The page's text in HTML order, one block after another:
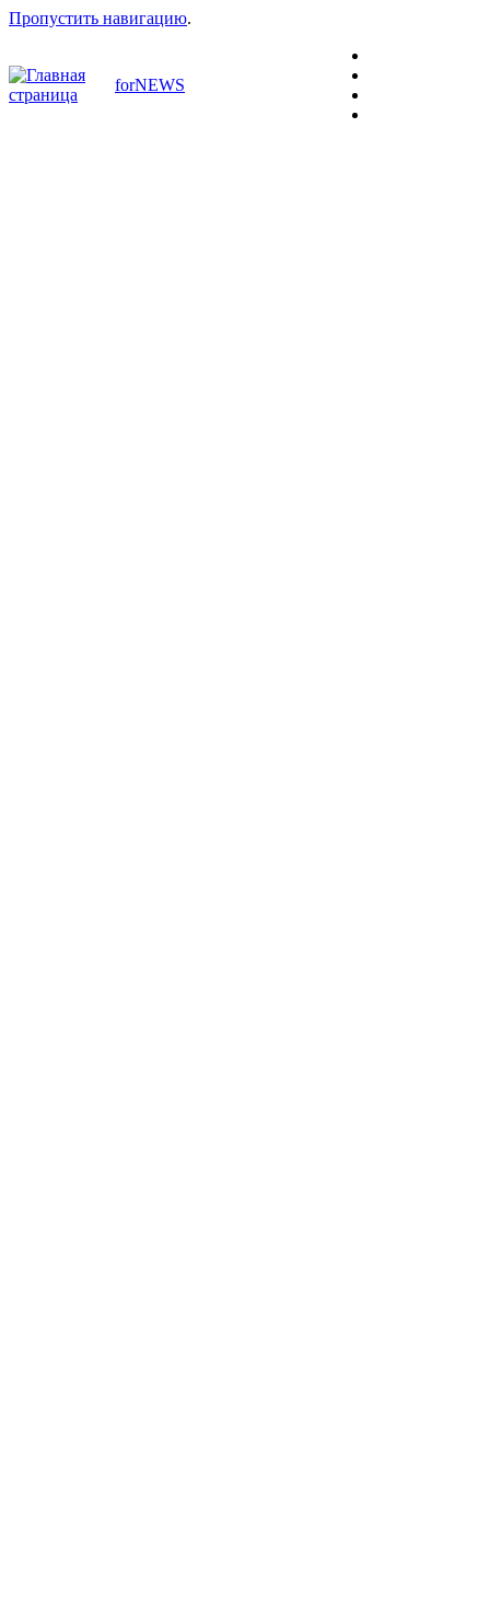
Пропустить навигацию.
forNEWS